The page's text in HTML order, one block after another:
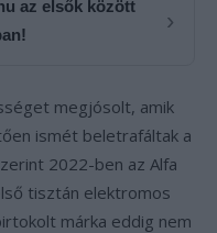
az elsők között
›
megjósolt, amik
ismét beletrafáltak a
2022-ben az Alfa
tisztán elektromos
márka eddig nem